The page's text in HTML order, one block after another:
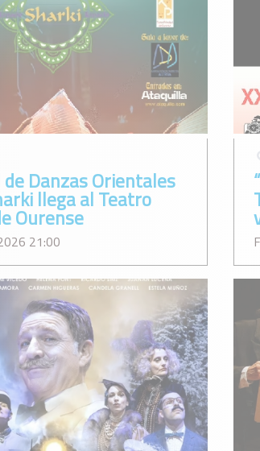
Danzas Orientales
llega al Teatro
Ourense
21:00